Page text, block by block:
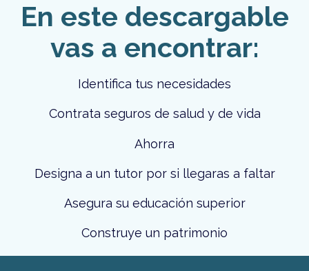
En este descargable
vas a encontrar:
Identifica tus necesidades
Contrata seguros de salud y de vida
Ahorra
Designa a un tutor por si llegaras a faltar
Asegura su educación superior
Construye un patrimonio